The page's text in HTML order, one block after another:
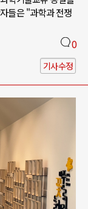
들은 "과학과 전쟁
0
기사수정